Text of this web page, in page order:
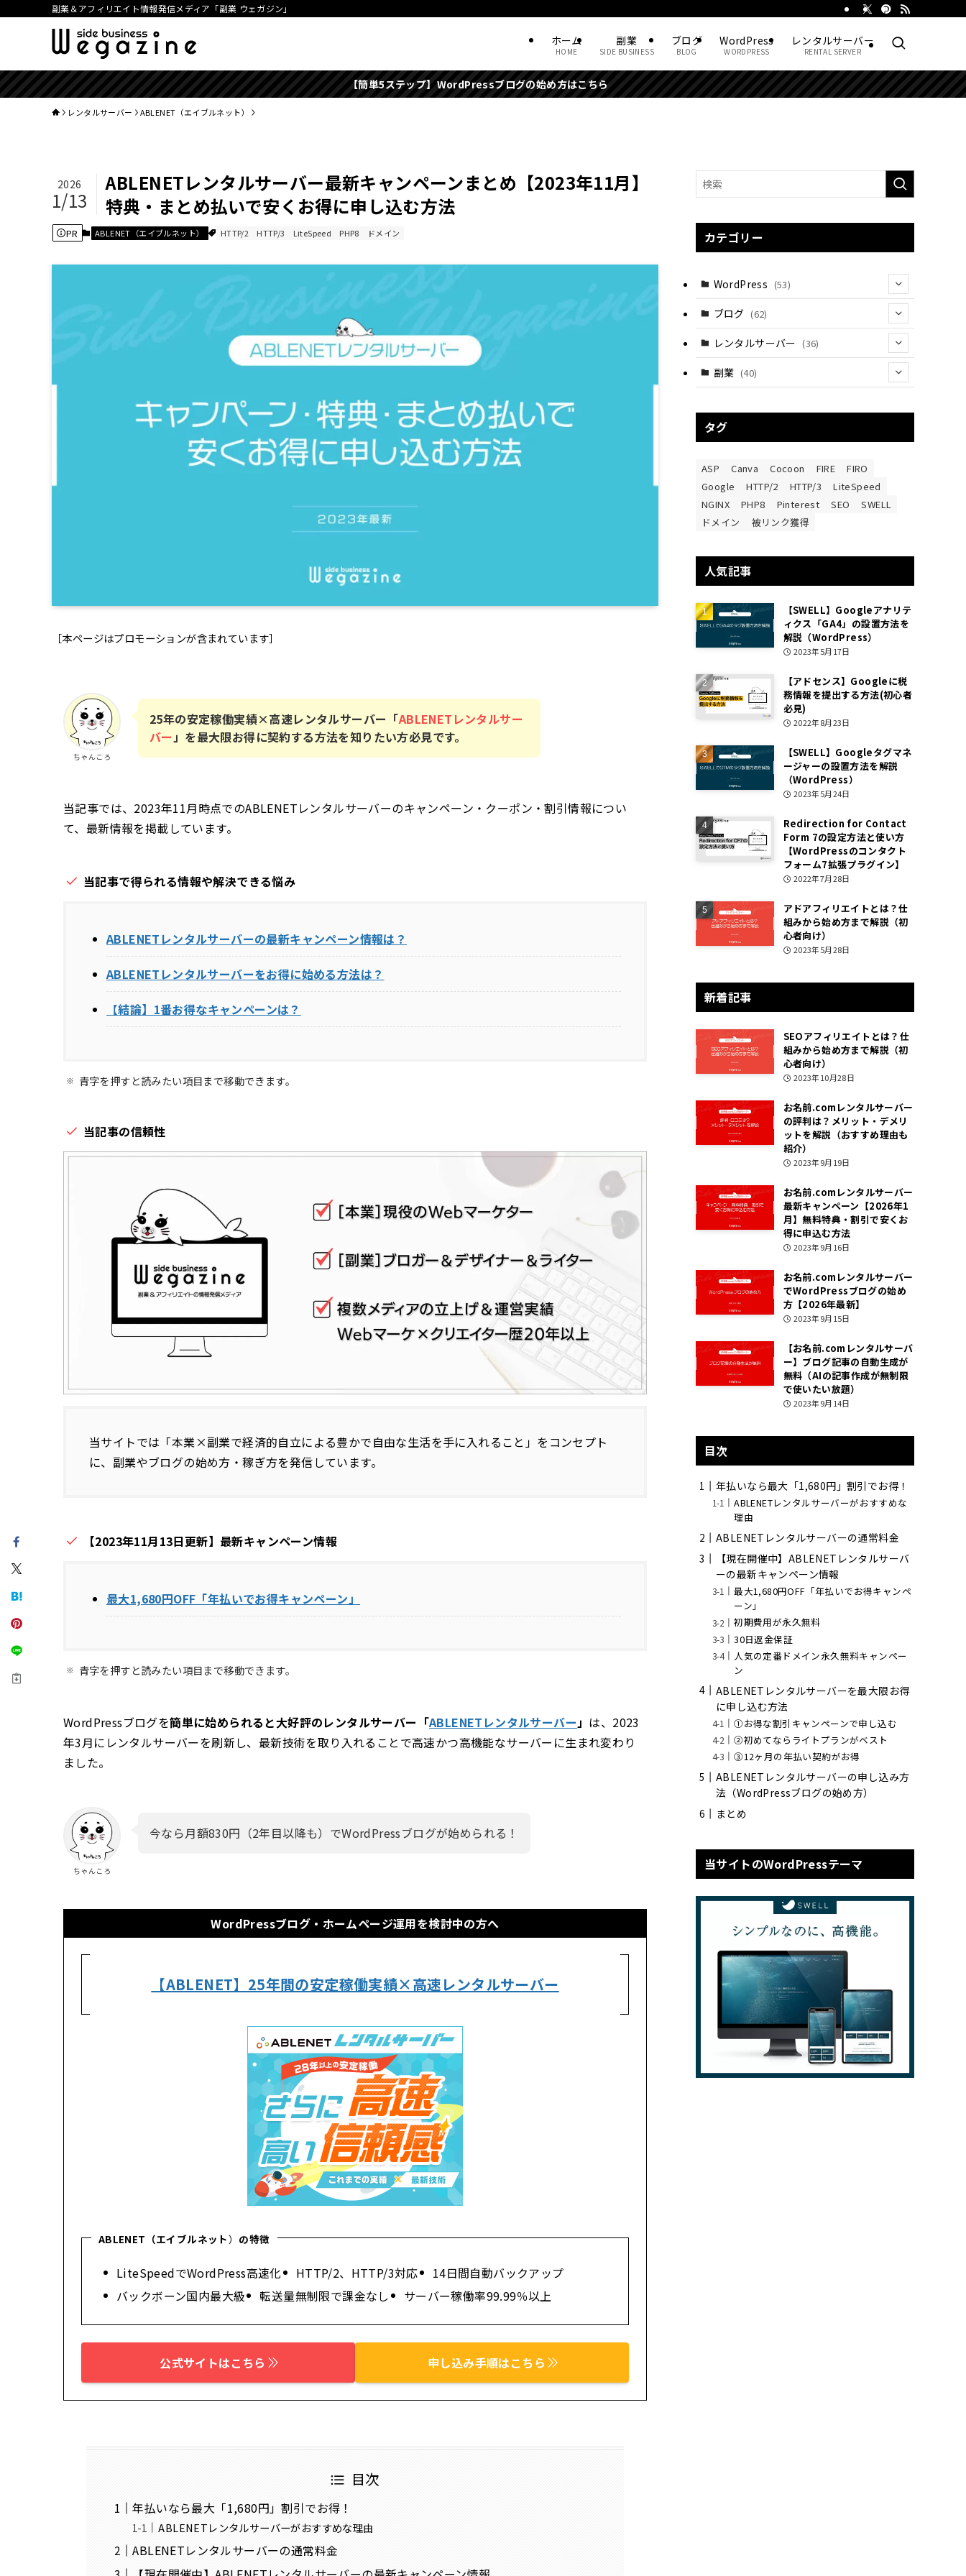
副業＆アフィリエイト情報発信メディア「副業 ウェガジン」
ホーム
HOME
副業
SIDE BUSINESS
ブログ
BLOG
WordPress
WORDPRESS
レンタルサーバー
RENTAL SERVER
【簡単5ステップ】WordPressブログの始め方はこちら
レンタルサーバー ABLENET（エイブルネット）
ABLENETレンタルサーバー最新キャンペーンまとめ【2023年11月】
特典・まとめ払いで安くお得に申し込む方法
2026
1/13
PR ABLENET（エイブルネット） HTTP/2 HTTP/3 LiteSpeed PHP8 ドメイン
［本ページはプロモーションが含まれています］
ちゃんころ
25年の安定稼働実績×高速レンタルサーバー「ABLENETレンタルサー
バー」を最大限お得に契約する方法を知りたい方必見です。
当記事では、2023年11月時点でのABLENETレンタルサーバーのキャンペーン・クーポン・割引情報につい
て、最新情報を掲載しています。
当記事で得られる情報や解決できる悩み
ABLENETレンタルサーバーの最新キャンペーン情報は？
ABLENETレンタルサーバーをお得に始める方法は？
【結論】1番お得なキャンペーンは？
青字を押すと読みたい項目まで移動できます。
当記事の信頼性
当サイトでは「本業×副業で経済的自立による豊かで自由な生活を手に入れること」をコンセプト
に、副業やブログの始め方・稼ぎ方を発信しています。
【2023年11月13日更新】最新キャンペーン情報
最大1,680円OFF「年払いでお得キャンペーン」
青字を押すと読みたい項目まで移動できます。
WordPressブログを簡単に始められると大好評のレンタルサーバー「ABLENETレンタルサーバー」 は、2023
年3月にレンタルサーバーを刷新し、最新技術を取り入れることで高速かつ高機能なサーバーに生まれ変わり
ました。
ちゃんころ
今なら月額830円（2年目以降も）でWordPressブログが始められる！
WordPressブログ・ホームページ運用を検討中の方へ
【ABLENET】25年間の安定稼働実績×高速レンタルサーバー
ABLENET（エイブルネット） の特徴
LiteSpeedでWordPress高速化 HTTP/2、HTTP/3対応
14日間自動バックアップ
バックボーン国内最大級
転送量無制限で課金なし サーバー稼働率99.99％以上
公式サイトはこちら 申し込み手順はこちら
目次
年払いなら最大「1,680円」割引でお得！
ABLENETレンタルサーバーがおすすめな理由
ABLENETレンタルサーバーの通常料金
カテゴリー
WordPress (53)
(28)
ブログ (62)
(8)
レンタルサーバー (36)
(9)
(2)
副業 (40)
タグ
ASP Canva Cocoon FIRE
FIRO
Google
HTTP/2 HTTP/3
LiteSpeed
NGINX
PHP8 Pinterest SEO
SWELL
ドメイン
被リンク獲得
人気記事
【SWELL】Googleアナリテ
ィクス「GA4」の設置方法を
解説（WordPress）
2023年5月17日
【アドセンス】Googleに税
務情報を提出する方法(初心者
必見)
2022年8月23日
【SWELL】Googleタグマネ
ージャーの設置方法を解説
（WordPress）
2023年5月24日
Redirection for Contact
Form 7の設定方法と使い方
【WordPressのコンタクト
フォーム7拡張プラグイン】
2022年7月28日
アドアフィリエイトとは？仕
組みから始め方まで解説（初
心者向け）
2023年5月28日
新着記事
SEOアフィリエイトとは？仕
組みから始め方まで解説（初
心者向け）
2023年10月28日
お名前.comレンタルサーバー
の評判は？メリット・デメリ
ットを解説（おすすめ理由も
紹介）
2023年9月19日
お名前.comレンタルサーバー
最新キャンペーン【2026年1
月】無料特典・割引で安くお
得に申込む方法
2023年9月16日
お名前.comレンタルサーバー
でWordPressブログの始め
方【2026年最新】
2023年9月15日
【お名前.comレンタルサーバ
ー】ブログ記事の自動生成が
無料（AIの記事作成が無制限
で使いたい放題）
2023年9月14日
目次
年払いなら最大「1,680円」割引でお得！
ABLENETレンタルサーバーがおすすめな
理由
ABLENETレンタルサーバーの通常料金
【現在開催中】ABLENETレンタルサーバ
ーの最新キャンペーン情報
最大1,680円OFF「年払いでお得キャンペ
ーン」
初期費用が永久無料
30日返金保証
人気の定番ドメイン永久無料キャンペー
ン
ABLENETレンタルサーバーを最大限お得
に申し込む方法
①お得な割引キャンペーンで申し込む
②初めてならライトプランがベスト
③12ヶ月の年払い契約がお得
ABLENETレンタルサーバーの申し込み方
法（WordPressブログの始め方）
まとめ
当サイトのWordPressテーマ